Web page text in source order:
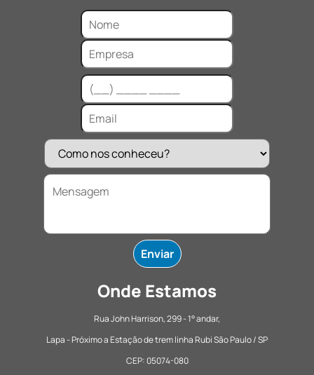
Onde Estamos
Rua John Harrison, 299 - 1° andar,
Lapa - Próximo a Estação de trem linha Rubi São Paulo / SP
CEP: 05074-080